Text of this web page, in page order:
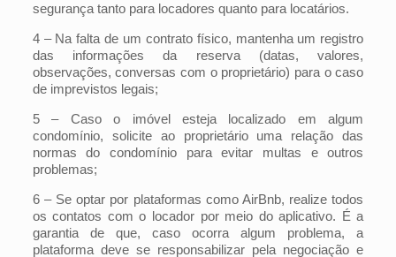
segurança tanto para locadores quanto para locatários.
4 – Na falta de um contrato físico, mantenha um registro
das informações da reserva (datas, valores,
observações, conversas com o proprietário) para o caso
de imprevistos legais;
5 – Caso o imóvel esteja localizado em algum
condomínio, solicite ao proprietário uma relação das
normas do condomínio para evitar multas e outros
problemas;
6 – Se optar por plataformas como AirBnb, realize todos
os contatos com o locador por meio do aplicativo. É a
garantia de que, caso ocorra algum problema, a
plataforma deve se responsabilizar pela negociação e